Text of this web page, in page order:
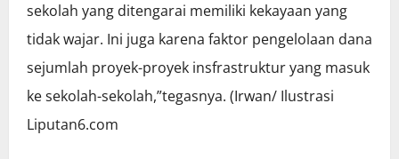
sekolah yang ditengarai memiliki kekayaan yang
tidak wajar. Ini juga karena faktor pengelolaan dana
sejumlah proyek-proyek insfrastruktur yang masuk
ke sekolah-sekolah,”tegasnya. (Irwan/ Ilustrasi
Liputan6.com